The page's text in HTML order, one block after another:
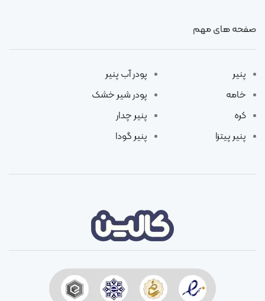
صفحه های مهم
پنیر
خامه
کره
پنیر پیتزا
پودر آب پنیر
پودر شیر خشک
پنیر چدار
پنیر گودا